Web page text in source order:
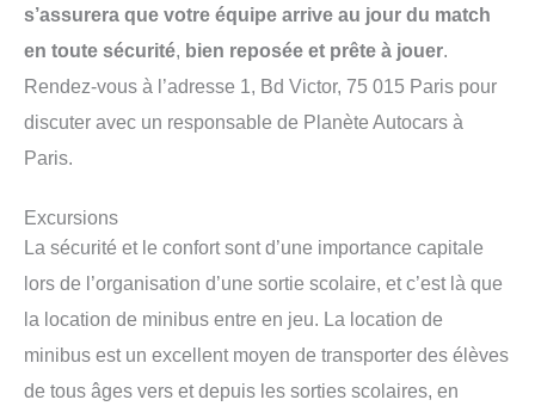
s’assurera que votre équipe arrive au jour du match
en toute sécurité, bien reposée et prête à jouer.
Rendez-vous à l’adresse 1, Bd Victor, 75 015 Paris pour
discuter avec un responsable de Planète Autocars à
Paris.
Excursions
La sécurité et le confort sont d’une importance capitale
lors de l’organisation d’une sortie scolaire, et c’est là que
la location de minibus entre en jeu. La location de
minibus est un excellent moyen de transporter des élèves
de tous âges vers et depuis les sorties scolaires, en